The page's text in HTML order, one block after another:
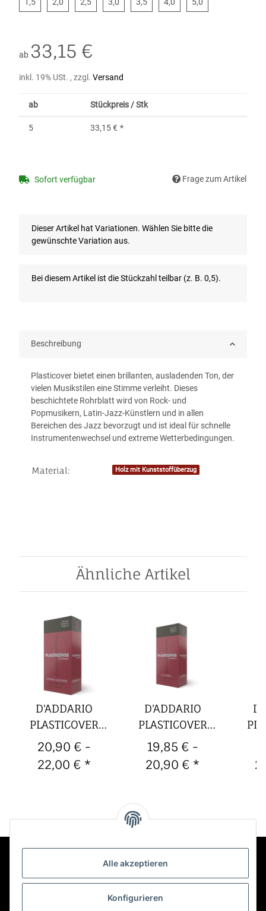
Alle akzeptieren
Konfigurieren
ab 33,15 €
inkl. 19% USt. , zzgl. Versand
ab Stückpreis / Stk
5 33,15 € *
Sofort verfügbar Frage zum Artikel
x
Dieser Artikel hat Variationen. Wählen Sie bitte die
gewünschte Variation aus.
x
Bei diesem Artikel ist die Stückzahl teilbar (z. B. 0,5).
Beschreibung
Plasticover bietet einen brillanten, ausladenden Ton, der
vielen Musikstilen eine Stimme verleiht. Dieses
beschichtete Rohrblatt wird von Rock- und
Popmusikern, Latin-Jazz-Künstlern und in allen
Bereichen des Jazz bevorzugt und ist ideal für schnelle
Instrumentenwechsel und extreme Wetterbedingungen.
Produkteigenschaft
Wert
Material: Holz mit Kunststoffüberzug
Ähnliche Artikel
D'ADDARIO
PLASTICOVER
Sopransaxophon-
Blätter (5er
Packung)
20,90 € -
22,00 € *
D'ADDARIO
PLASTICOVER
Bb-
Böhmklarinette-
Blätter (5er
19,85 € -
20,90 € *